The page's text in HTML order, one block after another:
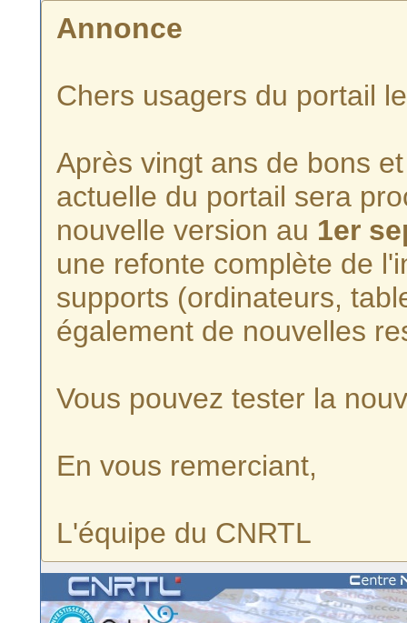
Annonce
Chers usagers du portail
Après vingt ans de bons
actuelle du portail sera
nouvelle version au 1er
une refonte complète de
supports (ordinateurs,
également de nouvelles
Vous pouvez tester la
En vous remerciant,
L'équipe du CNRTL